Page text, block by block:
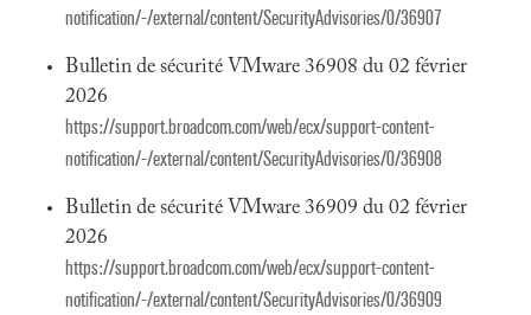
notification/-/external/content/SecurityAdvisories/0/36907
Bulletin de sécurité VMware 36908 du 02 février
2026
https://support.broadcom.com/web/ecx/support-content-
notification/-/external/content/SecurityAdvisories/0/36908
Bulletin de sécurité VMware 36909 du 02 février
2026
https://support.broadcom.com/web/ecx/support-content-
notification/-/external/content/SecurityAdvisories/0/36909